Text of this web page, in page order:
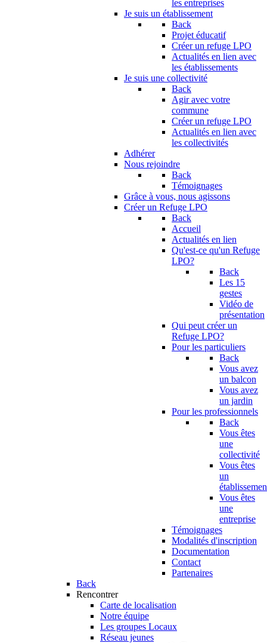
les entreprises
Je suis un établissement
Back
Projet éducatif
Créer un refuge LPO
Actualités en lien avec
les établissements
Je suis une collectivité
Back
Agir avec votre
commune
Créer un refuge LPO
Actualités en lien avec
les collectivités
Adhérer
Nous rejoindre
Back
Témoignages
Grâce à vous, nous agissons
Créer un Refuge LPO
Back
Accueil
Actualités en lien
Qu'est-ce qu'un Refuge
LPO?
Back
Les 15
gestes
Vidéo de
présentation
Qui peut créer un
Refuge LPO?
Pour les particuliers
Back
Vous avez
un balcon
Vous avez
un jardin
Pour les professionnels
Back
Vous êtes
une
collectivité
Vous êtes
un
Vous êtes
une
entreprise
Témoignages
Modalités d'inscription
Documentation
Contact
Partenaires
Back
Rencontrer
Carte de localisation
Notre équipe
Les groupes Locaux
Réseau jeunes